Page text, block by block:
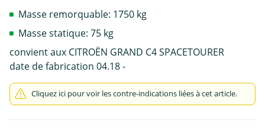
Masse remorquable: 1750 kg
Masse statique: 75 kg
convient aux CITROËN GRAND C4 SPACETOURER
date de fabrication 04.18 -
Cliquez ici pour voir les contre-indications liées à cet article.